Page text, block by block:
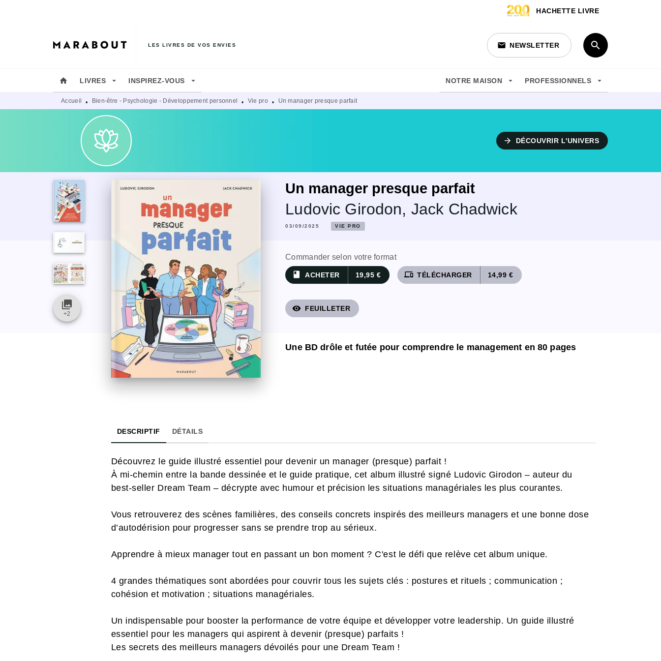
HACHETTE LIVRE
LES LIVRES DE VOS ENVIES email NEWSLETTER search
home LIVRES arrow_drop_down INSPIREZ-VOUS arrow_drop_down NOTRE MAISON arrow_drop_down PROFESSIONNELS arrow_drop_down
Accueil • Bien-être - Psychologie - Développement personnel • Vie pro • Un manager presque parfait
arrow_forward DÉCOUVRIR L'UNIVERS
Un manager presque parfait
Ludovic Girodon, Jack Chadwick
03/09/2025 VIE PRO
Commander selon votre format
book ACHETER 19,95 € devices TÉLÉCHARGER 14,99 €
visibility FEUILLETER
Une BD drôle et futée pour comprendre le management en 80 pages
collections
+2
DESCRIPTIF DÉTAILS
Découvrez le guide illustré essentiel pour devenir un manager (presque) parfait !
À mi-chemin entre la bande dessinée et le guide pratique, cet album illustré signé Ludovic Girodon – auteur du
best-seller Dream Team – décrypte avec humour et précision les situations managériales les plus courantes.
Vous retrouverez des scènes familières, des conseils concrets inspirés des meilleurs managers et une bonne dose
d’autodérision pour progresser sans se prendre trop au sérieux.
Apprendre à mieux manager tout en passant un bon moment ? C'est le défi que relève cet album unique.
4 grandes thématiques sont abordées pour couvrir tous les sujets clés : postures et rituels ; communication ;
cohésion et motivation ; situations managériales.
Un indispensable pour booster la performance de votre équipe et développer votre leadership. Un guide illustré
essentiel pour les managers qui aspirent à devenir (presque) parfaits !
Les secrets des meilleurs managers dévoilés pour une Dream Team !